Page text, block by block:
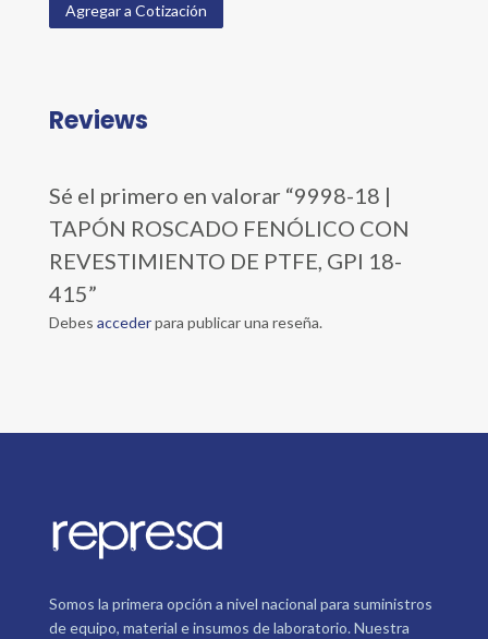
Agregar a Cotización
Reviews
Sé el primero en valorar “9998-18 |
TAPÓN ROSCADO FENÓLICO CON
REVESTIMIENTO DE PTFE, GPI 18-
415”
Debes accederpara publicar una reseña.
Somos la primera opción a nivel nacional para suministros
de equipo, material e insumos de laboratorio. Nuestra